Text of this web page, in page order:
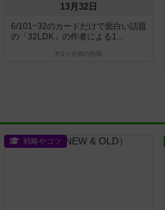
13月32日
6/101~32のカードだけで面白い話題
の「32LDK」の作者による1...
約1ヶ月前 の投稿
戦略やコツ